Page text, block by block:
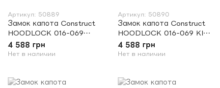
Артикул: 50889
Замок капота Construct
HOODLOCK 016-069
HYUNDAI Tucson 3KEY
2016-2021
4 588 грн
Нет в наличии
Артикул: 50890
Замок капота Construct
HOODLOCK 016-069 KIA
Sportage 3KEY 2015-
4 588 грн
Нет в наличии